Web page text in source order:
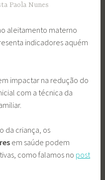
Paola Nunes
aleitamento materno
indicadores aquém
impactar na redução do
com a técnica da
da criança, os
em saúde podem
como falamos no post